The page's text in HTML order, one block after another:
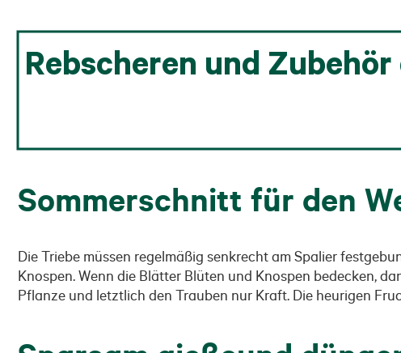
Rebscheren und
Sommerschnitt für den
Die Triebe müssen regelmäßig senkrecht am Spalier
Knospen. Wenn die Blätter Blüten und Knospen bedecken,
Pflanze und letztlich den Trauben nur Kraft. Die heurigen